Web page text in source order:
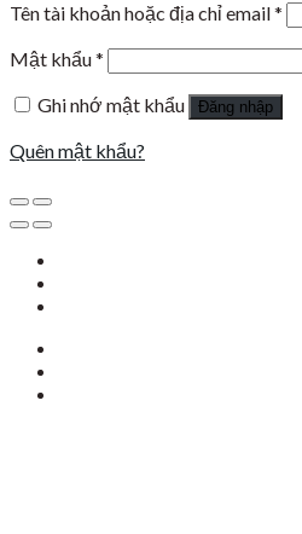
Tên tài khoản hoặc địa chỉ email*
Mật khẩu*
Ghi nhớ mật khẩu
Đăng nhập
Quên mật khẩu?